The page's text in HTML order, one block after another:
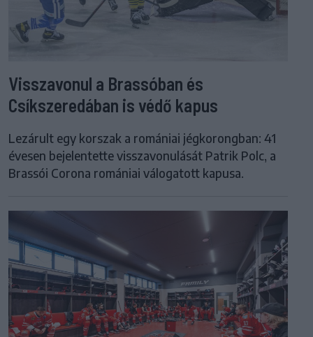
Visszavonul a Brassóban és
Csíkszeredában is védő kapus
Lezárult egy korszak a romániai jégkorongban: 41
évesen bejelentette visszavonulását Patrik Polc, a
Brassói Corona romániai válogatott kapusa.